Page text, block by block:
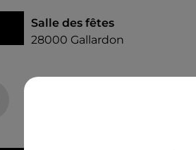
Salle des fêtes
28000 Gallardon